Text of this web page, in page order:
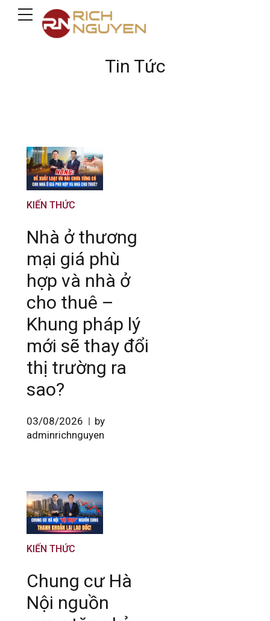
Tin Tức
KIẾN THỨC
Nhà ở thương
mại giá phù
hợp và nhà ở
cho thuê –
Khung pháp lý
mới sẽ thay đổi
thị trường ra
sao?
03/08/2026
by
adminrichnguyen
KIẾN THỨC
Chung cư Hà
Nội nguồn